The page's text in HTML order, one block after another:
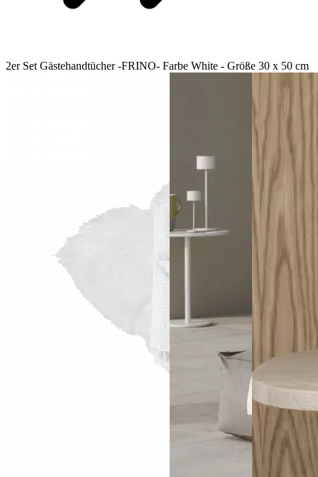
2er Set Gästehandtücher -FRINO- Farbe White - Größe 30 x 50 cm